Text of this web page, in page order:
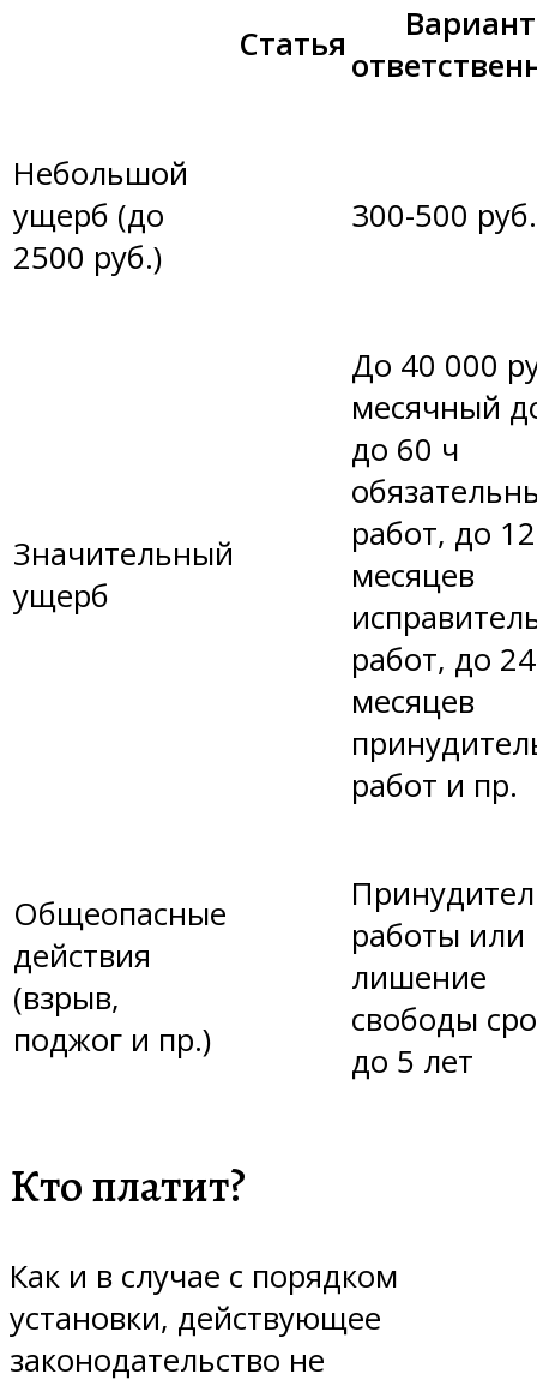
Статья
Небольшой
ущерб (до
2500 руб.)
300-500 руб.
Значительный
ущерб
До 40 000
месячный
до 60 ч
работ, до 12
месяцев
работ, до 24
месяцев
работ и пр.
Общеопасные
действия
(взрыв,
поджог и пр.)
работы или
лишение
свободы
до 5 лет
Кто платит?
Как и в случае с порядком
установки, действующее
законодательство не